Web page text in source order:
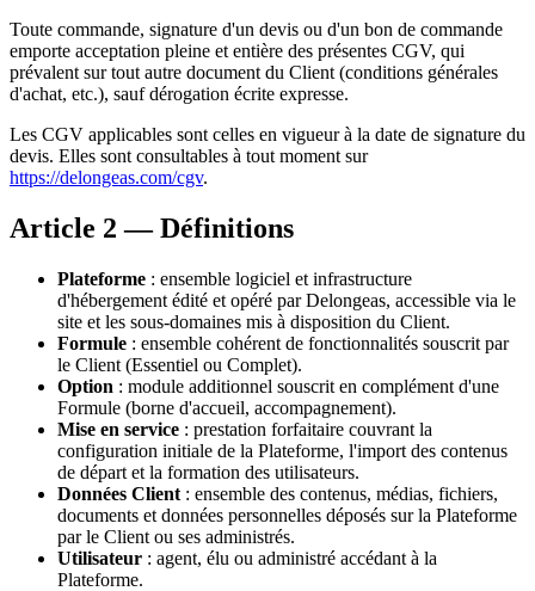
Toute commande, signature d'un devis ou d'un bon de commande
emporte acceptation pleine et entière des présentes CGV, qui
prévalent sur tout autre document du Client (conditions générales
d'achat, etc.), sauf dérogation écrite expresse.
Les CGV applicables sont celles en vigueur à la date de signature du
devis. Elles sont consultables à tout moment sur
https://delongeas.com/cgv.
Article 2 — Définitions
Plateforme : ensemble logiciel et infrastructure
d'hébergement édité et opéré par Delongeas, accessible via le
site et les sous-domaines mis à disposition du Client.
Formule : ensemble cohérent de fonctionnalités souscrit par
le Client (Essentiel ou Complet).
Option : module additionnel souscrit en complément d'une
Formule (borne d'accueil, accompagnement).
Mise en service : prestation forfaitaire couvrant la
configuration initiale de la Plateforme, l'import des contenus
de départ et la formation des utilisateurs.
Données Client : ensemble des contenus, médias, fichiers,
documents et données personnelles déposés sur la Plateforme
par le Client ou ses administrés.
Utilisateur : agent, élu ou administré accédant à la
Plateforme.